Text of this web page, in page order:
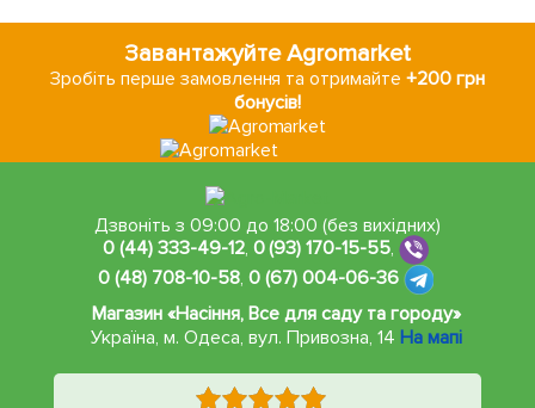
Завантажуйте Agromarket
Зробіть перше замовлення та отримайте+200 грн
бонусів!
Дзвоніть з 09:00 до 18:00 (без вихідних)
0 (44) 333-49-12, 0 (93) 170-15-55,
0 (48) 708-10-58, 0 (67) 004-06-36
Магазин «Насіння, Все для саду та городу»
Україна, м. Одеса,вул. Привозна, 14 На мапі